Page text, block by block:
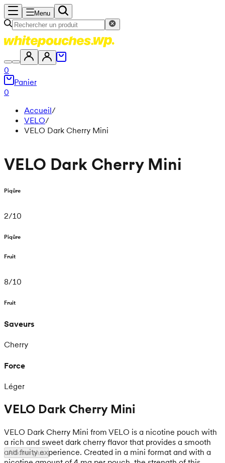
Menu
0
Panier
0
Accueil/
VELO/
VELO Dark Cherry Mini
VELO Dark Cherry Mini
Piqûre
2/10
Piqûre
Fruit
8/10
Fruit
Saveurs
Cherry
Force
Léger
VELO Dark Cherry Mini
VELO Dark Cherry Mini from VELO is a nicotine pouch with
a rich and sweet dark cherry flavor that provides a smooth
and fruity experience. Created in a mini format and with a
Afficher plus